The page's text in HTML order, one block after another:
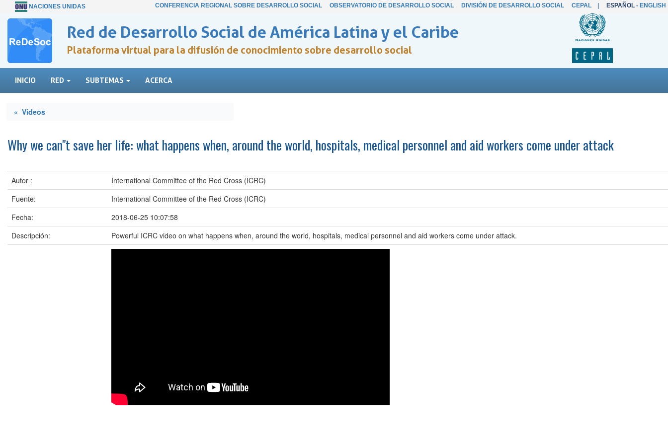
NACIONES UNIDAS CONFERENCIA REGIONAL SOBRE DESARROLLO SOCIAL OBSERVATORIO DE DESARROLLO SOCIAL DIVISIÓN DE DESARROLLO SOCIAL CEPAL| ESPAÑOL- ENGLISH
Red de Desarrollo Social de América Latina y el Caribe
Plataforma virtual para la difusión de conocimiento sobre desarrollo social
INICIO RED SUBTEMAS ACERCA
« Videos
Why we can"t save her life: what happens when, around the world, hospitals, medical personnel and aid workers come under attack
Autor :
International Committee of the Red Cross (ICRC)
Fuente:
International Committee of the Red Cross (ICRC)
Fecha:
2018-06-25 10:07:58
Descripción:
Powerful ICRC video on what happens when, around the world, hospitals, medical personnel and aid workers come under attack.